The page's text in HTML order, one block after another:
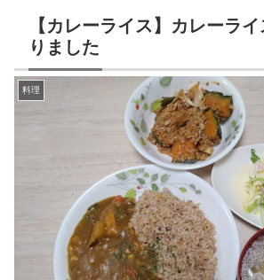
【カレーライス】カレーラ
りました
料理